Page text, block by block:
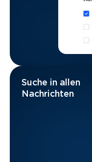
Suche in allen
Nachrichten